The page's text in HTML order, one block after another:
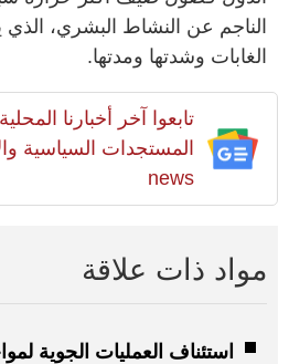
الناجم عن النشاط البشري،
الغابات وشدتها ومدتها.
تابعوا آخر أخبارنا
news
مواد ذات علاقة
استئناف العمليات الجوية